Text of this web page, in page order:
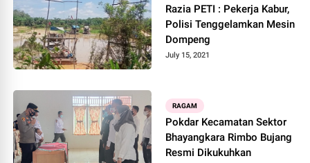
Razia PETI : Pekerja Kabur,
Polisi Tenggelamkan Mesin
Dompeng
July 15, 2021
RAGAM
Pokdar Kecamatan Sektor
Bhayangkara Rimbo Bujang
Resmi Dikukuhkan